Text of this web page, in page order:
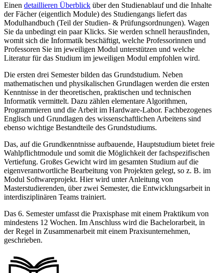
Einen detaillieren Überblick über den Studienablauf und die Inhalte
der Fächer (eigentlich Module) des Studiengangs liefert das
Modulhandbuch (Teil der Studien- & Prüfungsordnungen). Wagen
Sie da unbedingt ein paar Klicks. Sie werden schnell herausfinden,
womit sich die Informatik beschäftigt, welche Professorinnen und
Professoren Sie im jeweiligen Modul unterstützen und welche
Literatur für das Studium im jeweiligen Modul empfohlen wird.
Die ersten drei Semester bilden das Grundstudium. Neben
mathematischen und physikalischen Grundlagen werden die ersten
Kenntnisse in der theoretischen, praktischen und technischen
Informatik vermittelt. Dazu zählen elementare Algorithmen,
Programmieren und die Arbeit im Hardware-Labor. Fachbezogenes
Englisch und Grundlagen des wissenschaftlichen Arbeitens sind
ebenso wichtige Bestandteile des Grundstudiums.
Das, auf die Grundkenntnisse aufbauende, Hauptstudium bietet freie
Wahlpflichtmodule und somit die Möglichkeit der fachspezifischen
Vertiefung. Großes Gewicht wird im gesamten Studium auf die
eigenverantwortliche Bearbeitung von Projekten gelegt, so z. B. im
Modul Softwareprojekt. Hier wird unter Anleitung von
Masterstudierenden, über zwei Semester, die Entwicklungsarbeit in
interdisziplinären Teams trainiert.
Das 6. Semester umfasst die Praxisphase mit einem Praktikum von
mindestens 12 Wochen. Im Anschluss wird die Bachelorarbeit, in
der Regel in Zusammenarbeit mit einem Praxisunternehmen,
geschrieben.